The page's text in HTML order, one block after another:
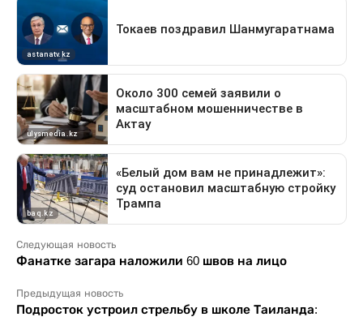
Следующая новость
Фанатке загара наложили 60 швов на лицо
Предыдущая новость
Подросток устроил стрельбу в школе Таиланда: